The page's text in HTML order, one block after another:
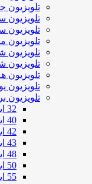
تلویزیون
تلویزیون
تلویزیون
تلویزیون
تلویزیون
تلویزیون
تلویزیون
تلویزیون
32 اینچ
40 اینچ
42 اینچ
43 اینچ
48 اینچ
50 اینچ
55 اینچ